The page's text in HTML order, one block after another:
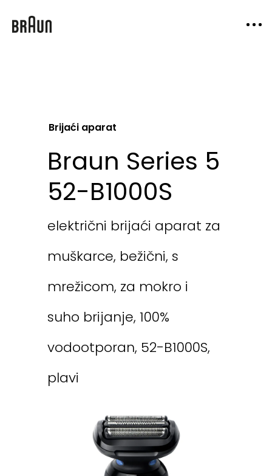
Brijaći aparat
Braun Series 5
52-B1000S
električni brijaći aparat za
muškarce, bežični, s
mrežicom, za mokro i
suho brijanje, 100%
vodootporan, 52-B1000S,
plavi